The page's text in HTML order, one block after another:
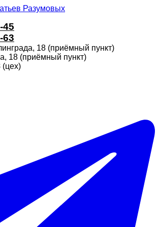
45
63
18 (приёмный пункт)
18 (приёмный пункт)
(цех)